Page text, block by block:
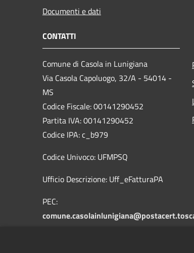
Documenti e dati
CONTATTI
Comune di Casola in Lunigiana
Via Casola Capoluogo, 32/A - 54014 -
MS
Codice Fiscale: 00141290452
Partita IVA: 00141290452
Codice IPA: c_b979
Codice Univoco: UFMPSQ
Ufficio Descrizione: Uff_eFatturaPA
PEC: